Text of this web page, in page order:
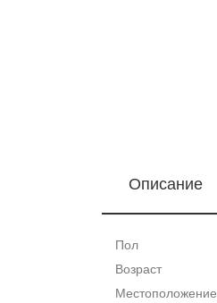
Описание
Пол
Возраст
Местоположение